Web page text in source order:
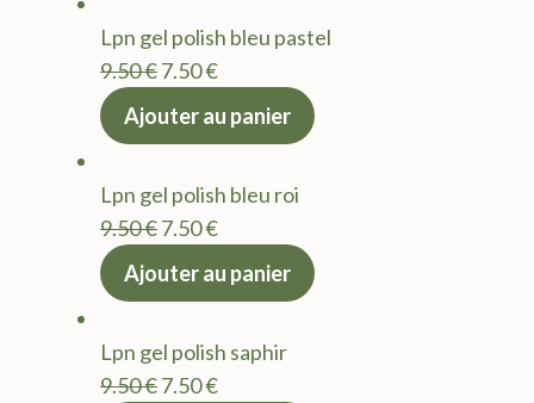
9.50 €.7.50 €.
Lpn gel polish bleu pastel
9.50€Le
prix
9.50 €.
7.50€Le
actuel
7.50 €.
Ajouter au panier
Lpn gel polish bleu roi
9.50€Le
prix
9.50 €.
7.50€Le
actuel
7.50 €.
Ajouter au panier
Lpn gel polish saphir
9.50€Le
7.50€Le